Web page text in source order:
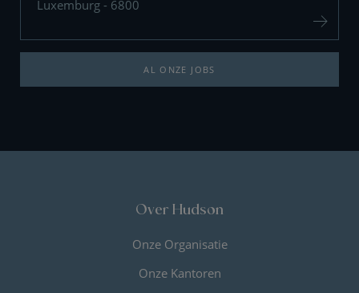
Luxemburg - 6800
AL ONZE JOBS
Over Hudson
Onze Organisatie
Onze Kantoren